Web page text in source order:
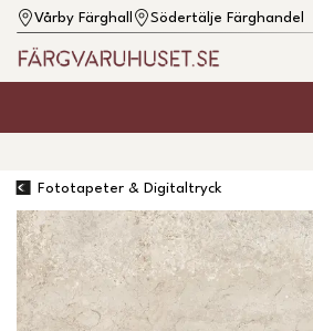
Vårby Färghall Södertälje Färghandel
Fototapeter & Digitaltryck